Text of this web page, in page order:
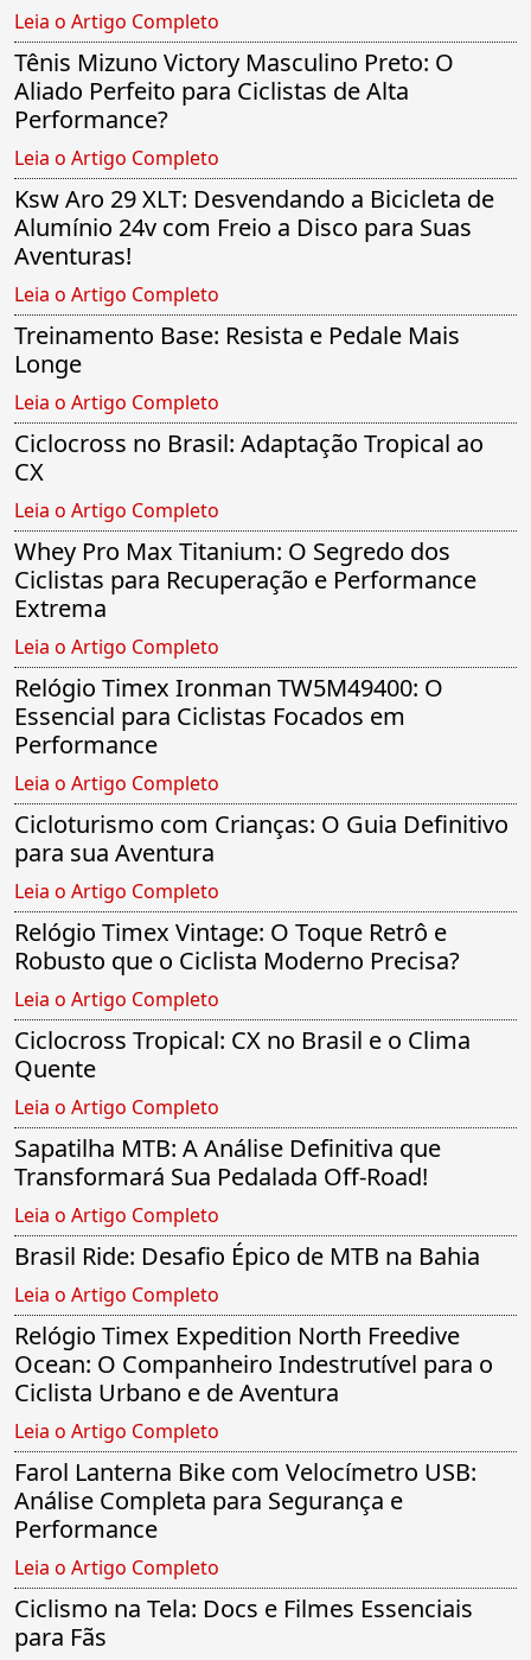
Leia o Artigo Completo
Tênis Mizuno Victory Masculino Preto: O
Aliado Perfeito para Ciclistas de Alta
Performance?
Leia o Artigo Completo
Ksw Aro 29 XLT: Desvendando a Bicicleta de
Alumínio 24v com Freio a Disco para Suas
Aventuras!
Leia o Artigo Completo
Treinamento Base: Resista e Pedale Mais
Longe
Leia o Artigo Completo
Ciclocross no Brasil: Adaptação Tropical ao
CX
Leia o Artigo Completo
Whey Pro Max Titanium: O Segredo dos
Ciclistas para Recuperação e Performance
Extrema
Leia o Artigo Completo
Relógio Timex Ironman TW5M49400: O
Essencial para Ciclistas Focados em
Performance
Leia o Artigo Completo
Cicloturismo com Crianças: O Guia Definitivo
para sua Aventura
Leia o Artigo Completo
Relógio Timex Vintage: O Toque Retrô e
Robusto que o Ciclista Moderno Precisa?
Leia o Artigo Completo
Ciclocross Tropical: CX no Brasil e o Clima
Quente
Leia o Artigo Completo
Sapatilha MTB: A Análise Definitiva que
Transformará Sua Pedalada Off-Road!
Leia o Artigo Completo
Brasil Ride: Desafio Épico de MTB na Bahia
Leia o Artigo Completo
Relógio Timex Expedition North Freedive
Ocean: O Companheiro Indestrutível para o
Ciclista Urbano e de Aventura
Leia o Artigo Completo
Farol Lanterna Bike com Velocímetro USB:
Análise Completa para Segurança e
Performance
Leia o Artigo Completo
Ciclismo na Tela: Docs e Filmes Essenciais
para Fãs